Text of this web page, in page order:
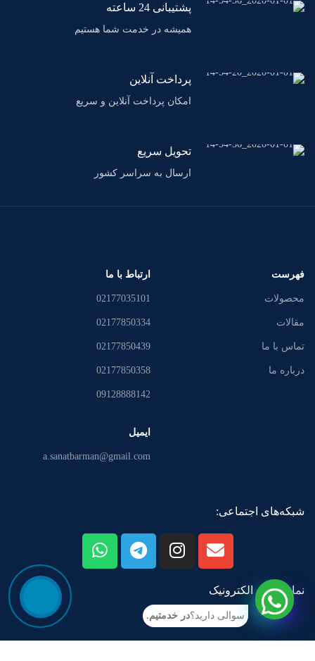
پشتیبانی 24 ساعته
همیشه در خدمت شما هستیم
پرداخت آنلاین
امکان پرداخت آنلاین و سریع
تحویل سریع
ارسال به سراسر کشور
فهرست
محصولات
مقالات
تماس با ما
درباره ما
ارتباط با ما
02177035101
02177850334
02177850439
02177850358
09128888142
ایمیل
a.sanatbarman@gmail.com
شبکه‌های اجتماعی:
نماد اعتماد الکترونیک
سوالی دارید؟در خدمتیم.